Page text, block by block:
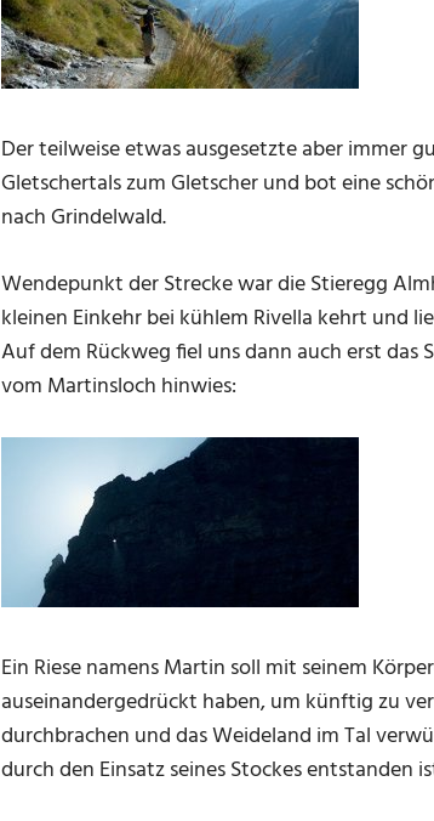
Der teilweise etwas ausgesetzte aber immer
Gletschertals zum Gletscher und bot eine
nach Grindelwald.
Wendepunkt der Strecke war die Stieregg
kleinen Einkehr bei kühlem Rivella kehrt und
Auf dem Rückweg fiel uns dann auch erst das
vom Martinsloch hinwies:
Ein Riese namens Martin soll mit seinem
auseinandergedrückt haben, um künftig zu
durchbrachen und das Weideland im Tal
durch den Einsatz seines Stockes entstanden